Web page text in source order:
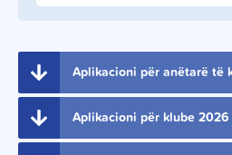
Aplikacioni për anëtarë të
Aplikacioni për klube 2026